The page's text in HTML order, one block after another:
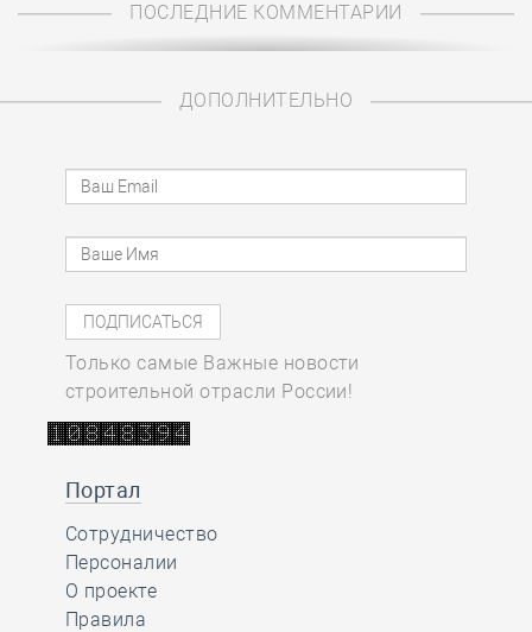
ПОСЛЕДНИЕ КОММЕНТАРИИ
ДОПОЛНИТЕЛЬНО
Только самые Важные новости
строительной отрасли России!
Портал
Сотрудничество
Персоналии
О проекте
Правила